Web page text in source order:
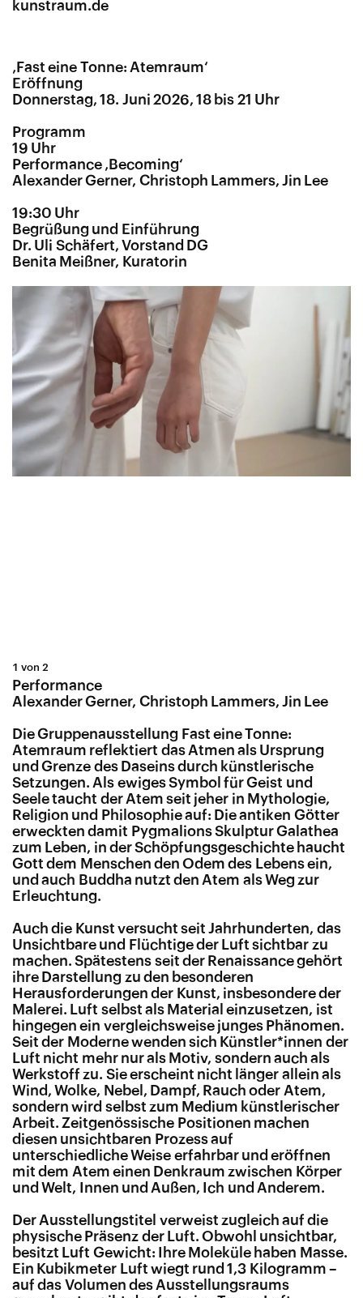
kunstraum.de
‚ Fast eine Tonne: Atemraum‘
Eröffnung
Donnerstag, 18. Juni 2026, 18 bis 21 Uhr
Programm
19 Uhr
Performance ‚Becoming‘
Alexander Gerner, Christoph Lammers, Jin Lee
19:30 Uhr
Begrüßung und Einführung
Dr. Uli Schäfert, Vorstand DG
Benita Meißner, Kuratorin
1 von 2
Performance
Alexander Gerner, Christoph Lammers, Jin Lee
Die Gruppenausstellung Fast eine Tonne:
Atemraum reflektiert das Atmen als Ursprung
und Grenze des Daseins durch künstlerische
Setzungen. Als ewiges Symbol für Geist und
Seele taucht der Atem seit jeher in Mythologie,
Religion und Philosophie auf: Die antiken Götter
erweckten damit Pygmalions Skulptur Galathea
zum Leben, in der Schöpfungsgeschichte haucht
Gott dem Menschen den Odem des Lebens ein,
und auch Buddha nutzt den Atem als Weg zur
Erleuchtung.
Auch die Kunst versucht seit Jahrhunderten, das
Unsichtbare und Flüchtige der Luft sichtbar zu
machen. Spätestens seit der Renaissance gehört
ihre Darstellung zu den besonderen
Herausforderungen der Kunst, insbesondere der
Malerei. Luft selbst als Material einzusetzen, ist
hingegen ein vergleichsweise junges Phänomen.
Seit der Moderne wenden sich Künstler*innen der
Luft nicht mehr nur als Motiv, sondern auch als
Werkstoff zu. Sie erscheint nicht länger allein als
Wind, Wolke, Nebel, Dampf, Rauch oder Atem,
sondern wird selbst zum Medium künstlerischer
Arbeit. Zeitgenössische Positionen machen
diesen unsichtbaren Prozess auf
unterschiedliche Weise erfahrbar und eröffnen
mit dem Atem einen Denkraum zwischen Körper
und Welt, Innen und Außen, Ich und Anderem.
Der Ausstellungstitel verweist zugleich auf die
physische Präsenz der Luft. Obwohl unsichtbar,
besitzt Luft Gewicht: Ihre Moleküle haben Masse.
Ein Kubikmeter Luft wiegt rund 1,3 Kilogramm –
auf das Volumen des Ausstellungsraums